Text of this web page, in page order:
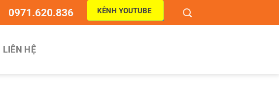
0971.620.836 KÊNH YOUTUBE
LIÊN HỆ